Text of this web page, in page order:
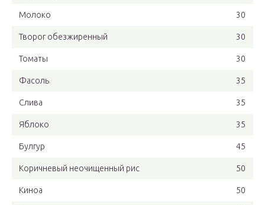
Молоко 30
Творог обезжиренный 30
Томаты 30
Фасоль 35
Слива 35
Яблоко 35
Булгур 45
Коричневый неочищенный рис 50
Киноа 50